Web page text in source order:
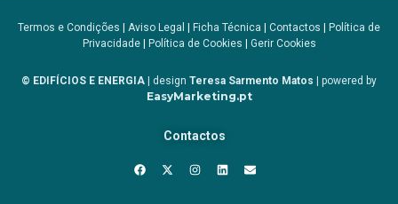
Termos e Condições | Aviso Legal | Ficha Técnica | Contactos | Política de
Privacidade| Política de Cookies | Gerir Cookies
© EDIFÍCIOS E ENERGIA | design Teresa Sarmento Matos | powered by
EasyMarketing.pt
Contactos